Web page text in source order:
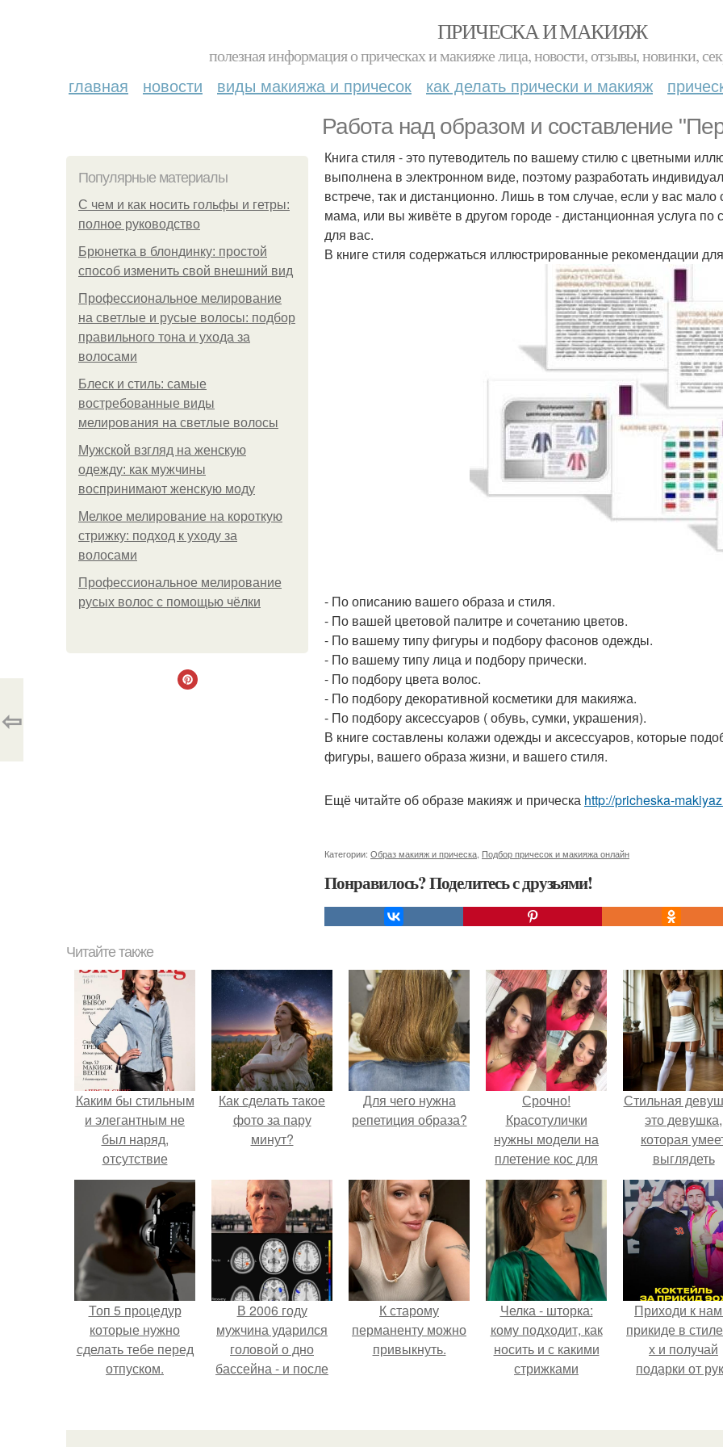
ПРИЧЕСКА И МАКИЯЖ
полезная информация о прическах и макияже лица, новости, отзывы, новинки,
главная новости виды макияжа и причесок как делать прически и макияж
Работа над образом и составление
Популярные материалы
С чем и как носить гольфы и гетры:
полное руководство
Брюнетка в блондинку: простой
способ изменить свой внешний вид
Профессиональное мелирование
на светлые и русые волосы: подбор
правильного тона и ухода за
волосами
Блеск и стиль: самые
востребованные виды
мелирования на светлые волосы
Мужской взгляд на женскую
одежду: как мужчины
воспринимают женскую моду
Мелкое мелирование на короткую
стрижку: подход к уходу за
волосами
Профессиональное мелирование
русых волос с помощью чёлки
Книга стиля - это путеводитель по вашему стилю с цветными
выполнена в электронном виде, поэтому разработать
встрече, так и дистанционно. Лишь в том случае, если у вас
мама, или вы живёте в другом городе - дистанционная услуга
для вас.
В книге стиля содержаться иллюстрированные рекомендации
- По описанию вашего образа и стиля.
- По вашей цветовой палитре и сочетанию цветов.
- По вашему типу фигуры и подбору фасонов одежды.
- По вашему типу лица и подбору прически.
- По подбору цвета волос.
- По подбору декоративной косметики для макияжа.
- По подбору аксессуаров ( обувь, сумки, украшения).
В книге составлены колажи одежды и аксессуаров, которые
фигуры, вашего образа жизни, и вашего стиля.
Ещё читайте об образе макияж и прическа http://pricheska-
Категории: Образ макияж и прическа Подбор причесок и макияжа онлайн
Понравилось? Поделитесь с друзьями!
⇦
Читайте также
Каким бы стильным
и элегантным не
был наряд,
отсутствие
прически делает
образ не
завершенным.
Как сделать такое
фото за пару
минут?
Для чего нужна
репетиция образа?
Срочно!
Красотулички
нужны модели на
плетение кос для
отработки скорости
и пополнения
портфолио!
Стильная
это девушка,
которая
выглядеть
элегантно в
ситуации.
Топ 5 процедур
которые нужно
сделать тебе перед
отпуском.
В 2006 году
мужчина ударился
головой о дно
бассейна - и после
странным образом.
К старому
перманенту можно
привыкнуть.
Челка - шторка:
кому подходит, как
носить и с какими
стрижками
Приходи к
прикиде в
х и получай
подарки от